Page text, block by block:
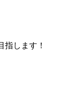
指します！